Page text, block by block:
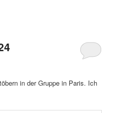
in der Gruppe in Paris. Ich